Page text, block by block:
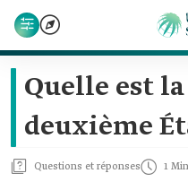
Quelle est
deuxième
Questions et réponses 1